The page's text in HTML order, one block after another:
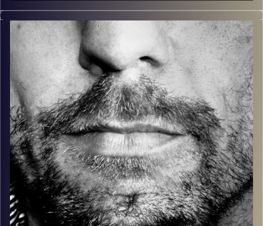
זיפים, מוזיקה מחוספסת של הופעות חיות. הרבה ג'אם, רוק,
בלוז, bluegrass, ג'אז, Fאנק, פרוגרסיב ואפילו אלקטרוניקה.
כל מה שחי, אמיתי ונושם.
עם שמוליק רגב.
קרדיט תמונות: David Goehring